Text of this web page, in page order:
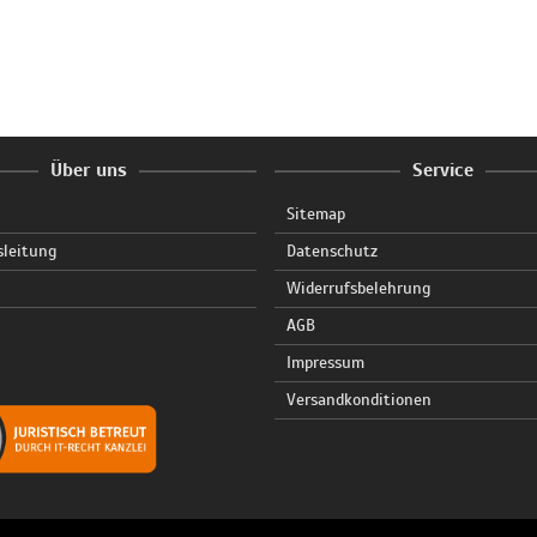
Über uns Service
Sitemap
Datenschutz
Widerrufsbelehrung
AGB
Impressum
Versandkonditionen